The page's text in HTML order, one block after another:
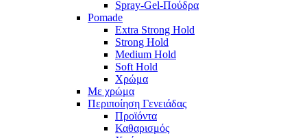
Spray-Gel-Πούδρα
Pomade
Extra Strong Hold
Strong Hold
Medium Hold
Soft Hold
Χρώμα
Με χρώμα
Περιποίηση Γενειάδας
Προϊόντα
Καθαρισμός